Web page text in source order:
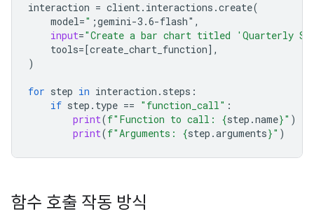
interaction = client. interactions .create(
model=" ;gemini-3.6-flash" ,
input="Create a bar chart titled 'Quarterly
tools=[create_chart_function],
)
for step in interaction . steps :
if step . type == "function_call" :
print(f"Function to call: {step .name}" )
print(f"Arguments: {step .arguments}" )
함수 호출 작동 방식